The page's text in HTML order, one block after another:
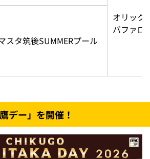
オリック
バファロ
スタ筑後SUMMERプール
デー」を開催！